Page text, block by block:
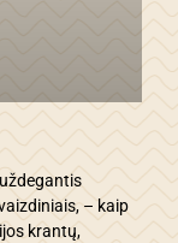
– kaip
krantų,